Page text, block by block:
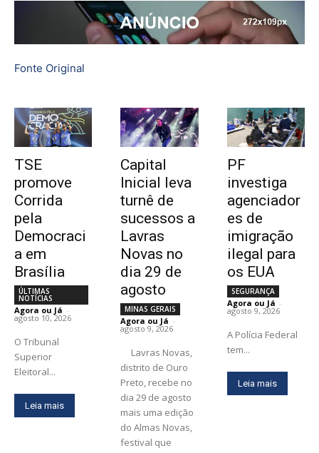
Fonte Original
TSE
promove
Corrida
pela
Democraci
a em
Brasília
ÚLTIMAS
NOTÍCIAS
Agora ou Já -
agosto 10, 2026
O Tribunal
Superior
Eleitoral...
Leia mais
Capital
Inicial leva
turnê de
sucessos a
Lavras
Novas no
dia 29 de
agosto
MINAS GERAIS
Agora ou Já -
agosto 9, 2026
distrito de Ouro
Preto, recebe no
dia 29 de agosto
mais uma edição
do Almas Novas,
festival que
PF
investiga
agenciador
es de
imigração
ilegal para
os EUA
SEGURANÇA
Agora ou Já -
agosto 9, 2026
A Polícia Federal
tem...
Leia mais